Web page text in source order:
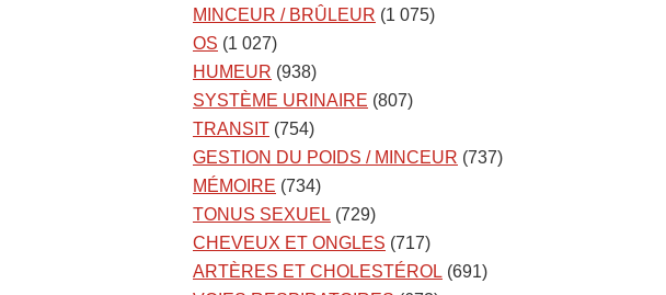
MINCEUR / BRÛLEUR (1 075)
OS (1 027)
HUMEUR (938)
SYSTÈME URINAIRE (807)
TRANSIT (754)
GESTION DU POIDS / MINCEUR (737)
MÉMOIRE (734)
TONUS SEXUEL (729)
CHEVEUX ET ONGLES (717)
ARTÈRES ET CHOLESTÉROL (691)